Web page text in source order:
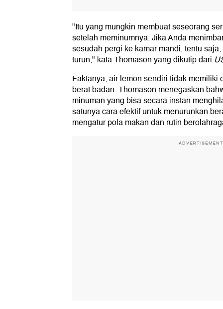
"Itu yang mungkin membuat seseorang
setelah meminumnya. Jika Anda
sesudah pergi ke kamar mandi, tentu
turun," kata Thomason yang dikutip dari
Faktanya, air lemon sendiri tidak memiliki
berat badan. Thomason menegaskan
minuman yang bisa secara instan
satunya cara efektif untuk menurunkan
mengatur pola makan dan rutin
ADVERTISEMENT